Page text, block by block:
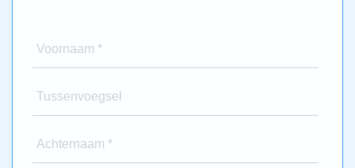
Voornaam *
Tussenvoegsel
Achternaam *